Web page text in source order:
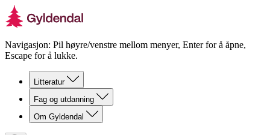
Navigasjon: Pil høyre/venstre mellom menyer, Enter for å åpne,
Escape for å lukke.
Litteratur
Fag og utdanning
Om Gyldendal